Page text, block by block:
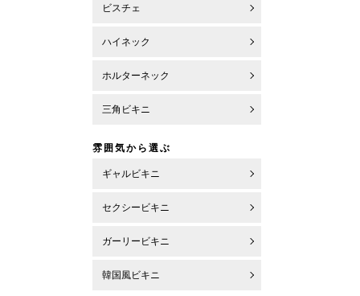
ビスチェ
ハイネック
ホルターネック
三角ビキニ
雰囲気から選ぶ
ギャルビキニ
セクシービキニ
ガーリービキニ
韓国風ビキニ